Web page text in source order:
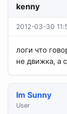
kenny
2012-03-30
логи что
не движка, а
Im Sunny
User